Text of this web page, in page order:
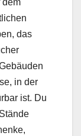
dem
das
in der
ist. Du